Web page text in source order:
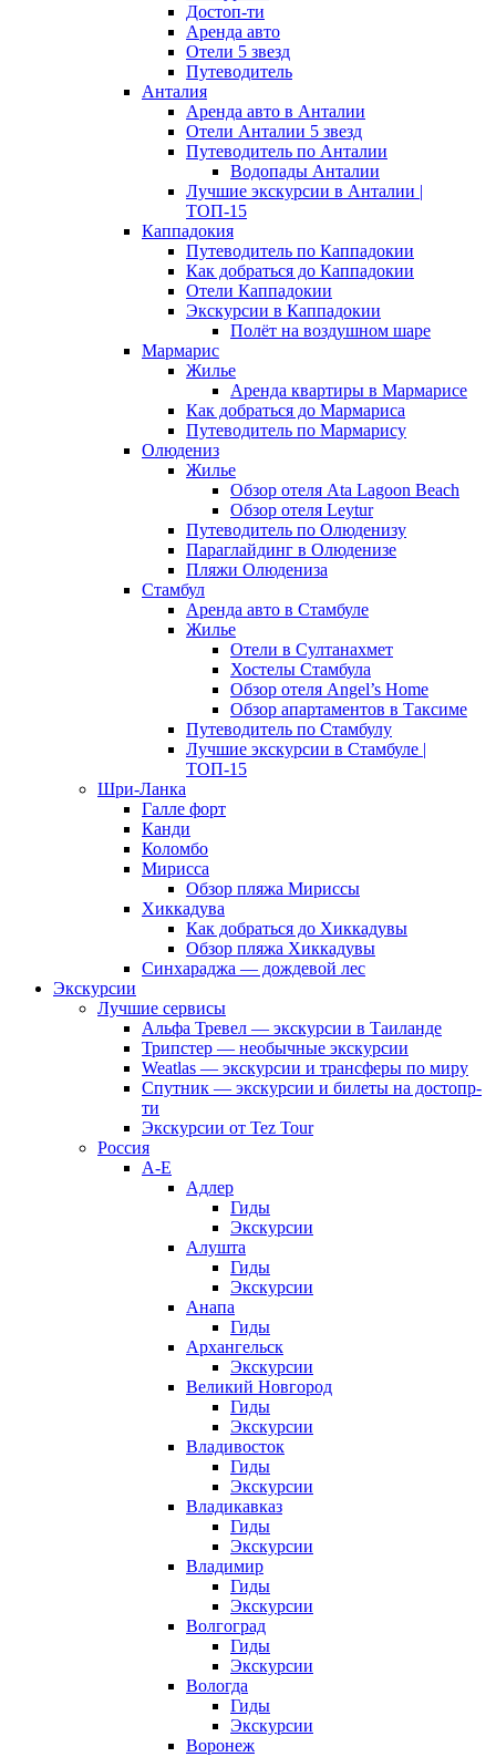
Достоп-ти
Аренда авто
Отели 5 звезд
Путеводитель
Анталия
Аренда авто в Анталии
Отели Анталии 5 звезд
Путеводитель по Анталии
Водопады Анталии
Лучшие экскурсии в Анталии |
ТОП-15
Каппадокия
Путеводитель по Каппадокии
Как добраться до Каппадокии
Отели Каппадокии
Экскурсии в Каппадокии
Полёт на воздушном шаре
Мармарис
Жилье
Аренда квартиры в Мармарисе
Как добраться до Мармариса
Путеводитель по Мармарису
Олюдениз
Жилье
Обзор отеля Ata Lagoon Beach
Обзор отеля Leytur
Путеводитель по Олюденизу
Параглайдинг в Олюденизе
Пляжи Олюдениза
Стамбул
Аренда авто в Стамбуле
Жилье
Отели в Султанахмет
Хостелы Стамбула
Обзор отеля Angel’s Home
Обзор апартаментов в Таксиме
Путеводитель по Стамбулу
Лучшие экскурсии в Стамбуле |
ТОП-15
Шри-Ланка
Галле форт
Канди
Коломбо
Мирисса
Обзор пляжа Мириссы
Хиккадува
Как добраться до Хиккадувы
Обзор пляжа Хиккадувы
Синхараджа — дождевой лес
Экскурсии
Лучшие сервисы
Альфа Тревел — экскурсии в Таиланде
Трипстер — необычные экскурсии
Weatlas — экскурсии и трансферы по миру
Спутник — экскурсии и билеты на достопр-
ти
Экскурсии от Tez Tour
Россия
А-Е
Адлер
Гиды
Экскурсии
Алушта
Гиды
Экскурсии
Анапа
Гиды
Архангельск
Экскурсии
Великий Новгород
Гиды
Экскурсии
Владивосток
Гиды
Экскурсии
Владикавказ
Гиды
Экскурсии
Владимир
Гиды
Экскурсии
Волгоград
Гиды
Экскурсии
Вологда
Гиды
Экскурсии
Воронеж